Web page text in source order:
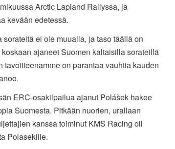
Arctic Lapland Rallyssa, ja
kevään edetessä.
sorateitä ei ole muualla, ja taso täällä on
ajaneet Suomen kaltaisilla sorateillä
tavoitteenamme on parantaa vauhtia kauden
ERC-osakilpailua ajanut Polášek hakee
Suomesta. Pitkään nuorien, urallaan
kanssa toiminut KMS Racing oli
Polasekille.